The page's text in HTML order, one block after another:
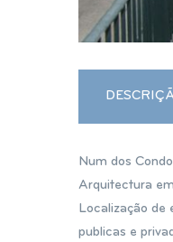
Num dos
Arquitectura
Localização de
publicas e